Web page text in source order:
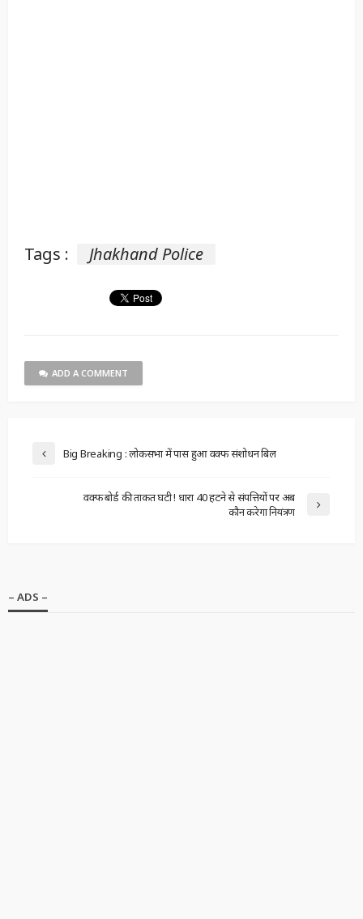
Tags : Jhakhand Police
ADD A COMMENT
Big Breaking : लोकसभा में पास हुआ वक्फ संशोधन बिल
वक्फ बोर्ड की ताकत घटी ! धारा 40 हटने से संपत्तियों पर अब
कौन करेगा नियंत्रण
– ADS –